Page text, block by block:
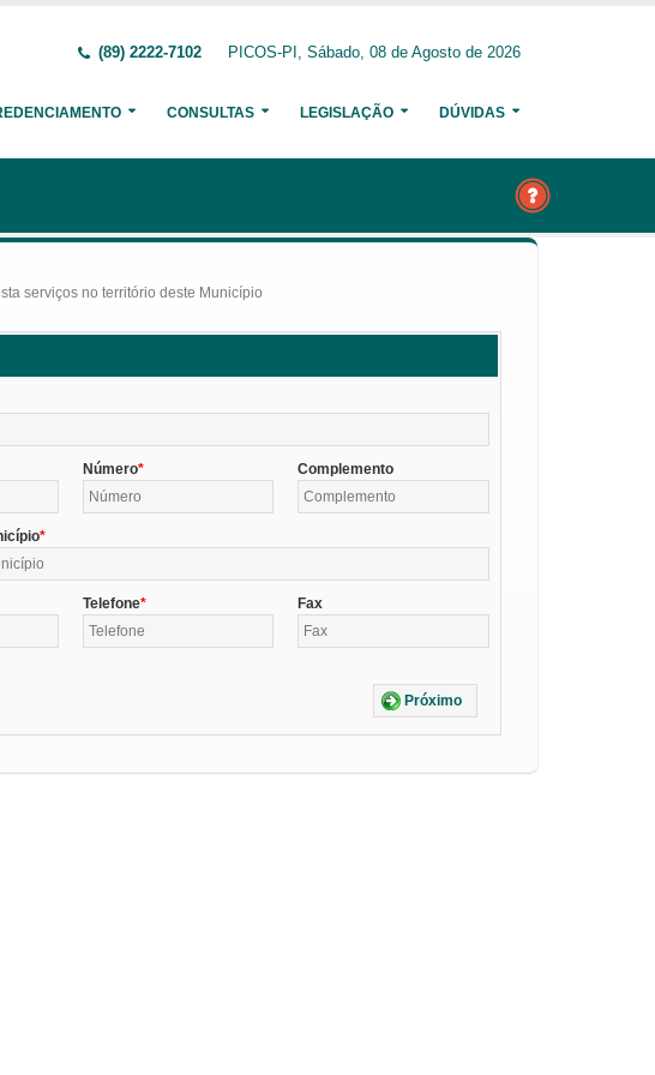
(89) 2222-7102 PICOS-PI, Sábado, 08 de Agosto de 2026
CONSULTAS LEGISLAÇÃO DÚVIDAS
serviços no território deste Município
Número Complemento
Telefone Fax
Próximo